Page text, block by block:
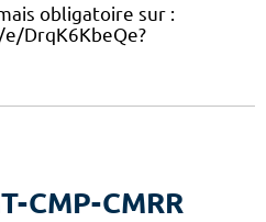
obligatoire sur :
DrqK6KbeQe?
CMP-CMRR